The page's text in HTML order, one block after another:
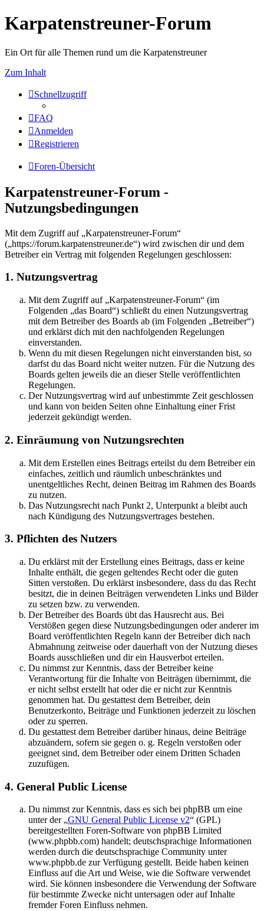
Karpatenstreuner-Forum
Ein Ort für alle Themen rund um die Karpatenstreuner
Zum Inhalt
Schnellzugriff
FAQ
Anmelden
Registrieren
Foren-Übersicht
Karpatenstreuner-Forum -
Nutzungsbedingungen
Mit dem Zugriff auf „Karpatenstreuner-Forum“
(„https://forum.karpatenstreuner.de“) wird zwischen dir und dem
Betreiber ein Vertrag mit folgenden Regelungen geschlossen:
1. Nutzungsvertrag
Mit dem Zugriff auf „Karpatenstreuner-Forum“ (im
Folgenden „das Board“) schließt du einen Nutzungsvertrag
mit dem Betreiber des Boards ab (im Folgenden „Betreiber“)
und erklärst dich mit den nachfolgenden Regelungen
einverstanden.
Wenn du mit diesen Regelungen nicht einverstanden bist, so
darfst du das Board nicht weiter nutzen. Für die Nutzung des
Boards gelten jeweils die an dieser Stelle veröffentlichten
Regelungen.
Der Nutzungsvertrag wird auf unbestimmte Zeit geschlossen
und kann von beiden Seiten ohne Einhaltung einer Frist
jederzeit gekündigt werden.
2. Einräumung von Nutzungsrechten
Mit dem Erstellen eines Beitrags erteilst du dem Betreiber ein
einfaches, zeitlich und räumlich unbeschränktes und
unentgeltliches Recht, deinen Beitrag im Rahmen des Boards
zu nutzen.
Das Nutzungsrecht nach Punkt 2, Unterpunkt a bleibt auch
nach Kündigung des Nutzungsvertrages bestehen.
3. Pflichten des Nutzers
Du erklärst mit der Erstellung eines Beitrags, dass er keine
Inhalte enthält, die gegen geltendes Recht oder die guten
Sitten verstoßen. Du erklärst insbesondere, dass du das Recht
besitzt, die in deinen Beiträgen verwendeten Links und Bilder
zu setzen bzw. zu verwenden.
Der Betreiber des Boards übt das Hausrecht aus. Bei
Verstößen gegen diese Nutzungsbedingungen oder anderer im
Board veröffentlichten Regeln kann der Betreiber dich nach
Abmahnung zeitweise oder dauerhaft von der Nutzung dieses
Boards ausschließen und dir ein Hausverbot erteilen.
Du nimmst zur Kenntnis, dass der Betreiber keine
Verantwortung für die Inhalte von Beiträgen übernimmt, die
er nicht selbst erstellt hat oder die er nicht zur Kenntnis
genommen hat. Du gestattest dem Betreiber, dein
Benutzerkonto, Beiträge und Funktionen jederzeit zu löschen
oder zu sperren.
Du gestattest dem Betreiber darüber hinaus, deine Beiträge
abzuändern, sofern sie gegen o. g. Regeln verstoßen oder
geeignet sind, dem Betreiber oder einem Dritten Schaden
zuzufügen.
4. General Public License
Du nimmst zur Kenntnis, dass es sich bei phpBB um eine
unter der „GNU General Public License v2“ (GPL)
bereitgestellten Foren-Software von phpBB Limited
(www.phpbb.com) handelt; deutschsprachige Informationen
werden durch die deutschsprachige Community unter
www.phpbb.de zur Verfügung gestellt. Beide haben keinen
Einfluss auf die Art und Weise, wie die Software verwendet
wird. Sie können insbesondere die Verwendung der Software
für bestimmte Zwecke nicht untersagen oder auf Inhalte
fremder Foren Einfluss nehmen.